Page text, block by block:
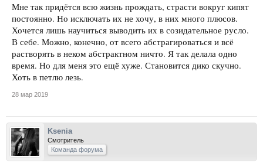
Мне так придётся всю жизнь прождать, страсти вокруг кипят
постоянно. Но исключать их не хочу, в них много плюсов.
Хочется лишь научиться выводить их в созидательное русло.
В себе. Можно, конечно, от всего абстрагироваться и всё
растворять в неком абстрактном ничто. Я так делала одно
время. Но для меня это ещё хуже. Становится дико скучно.
Хоть в петлю лезь.
28 мар 2019
Ksenia
Смотритель
Команда форума